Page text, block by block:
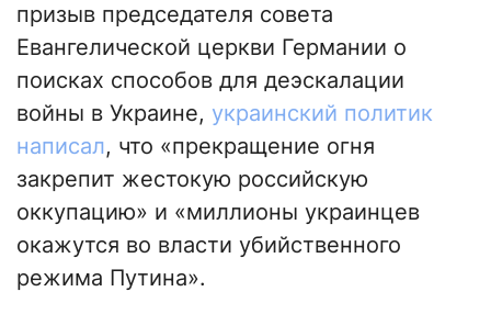
призыв председателя совета
Евангелической церкви Германии о
поисках способов для деэскалации
войны в Украине, украинский политик
написал, что «прекращение огня
закрепит жестокую российскую
оккупацию» и «миллионы украинцев
окажутся во власти убийственного
режима Путина».